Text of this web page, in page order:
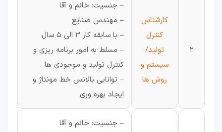
2
کارشناس
کنترل
تولید/
سیستم و
روش ها
– جنسیت: خانم و آقا
– مهندس صنایع
– با سابقه کار 3 الی 5 سال
– مسلط به امور برنامه ریزی و
کنترل تولید و موجودی ها
– توانایی بالانس خط مونتاژ و
ایجاد بهره وری
– جنسیت: خانم و آقا